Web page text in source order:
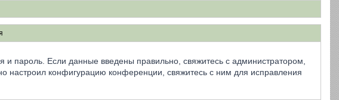
и пароль. Если данные введены правильно, свяжитесь с администратором,
настроил конфигурацию конференции, свяжитесь с ним для исправления